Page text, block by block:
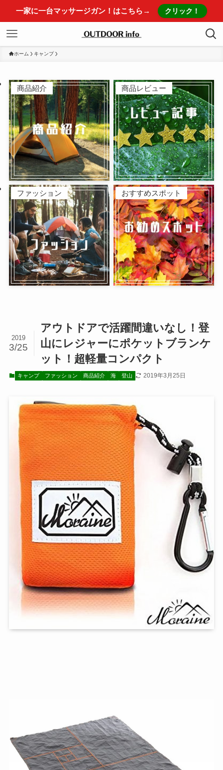
一家に一台マッサージガン！はこちら→ クリック！
ホーム キャンプ
商品紹介 商品レビュー
ファッション おすすめスポット
アウトドアで活躍間違いなし！登
山にレジャーにポケットブランケ
ット！超軽量コンパクト
2019
3/25
キャンプ ファッション 商品紹介 海 登山 2019年3月25日